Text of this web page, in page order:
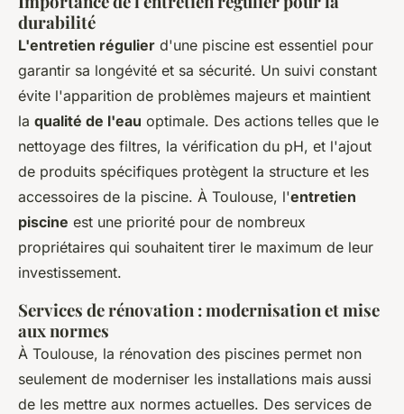
durabilité
L'entretien régulier d'une piscine est essentiel pour
garantir sa longévité et sa sécurité. Un suivi constant
évite l'apparition de problèmes majeurs et maintient
la qualité de l'eau optimale. Des actions telles que le
nettoyage des filtres, la vérification du pH, et l'ajout
de produits spécifiques protègent la structure et les
accessoires de la piscine. À Toulouse, l'entretien
piscine est une priorité pour de nombreux
propriétaires qui souhaitent tirer le maximum de leur
investissement.
Services de rénovation : modernisation et mise
aux normes
À Toulouse, la rénovation des piscines permet non
seulement de moderniser les installations mais aussi
de les mettre aux normes actuelles. Des services de